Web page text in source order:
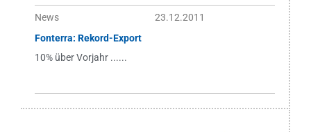
News
23.12.2011
Fonterra: Rekord-Export
10% über Vorjahr ......